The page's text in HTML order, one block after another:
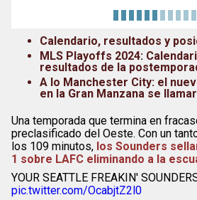
Calendario, resultados y
MLS Playoffs 2024:
resultados de la
A lo Manchester City: el
en la Gran Manzana se
Una temporada que termina en
preclasificado del Oeste. Con un
los 109 minutos, los Sounders
1 sobre LAFC eliminando a la
YOUR SEATTLE FREAKIN'
pic.twitter.com/OcabjtZ2l0